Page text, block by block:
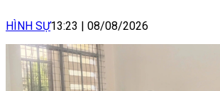
HÌNH SỰ13:23 08/08/2026